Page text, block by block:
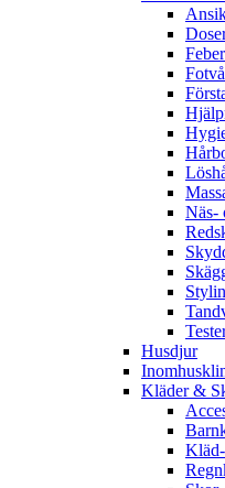
Näs-
Husdjur
Kläder &